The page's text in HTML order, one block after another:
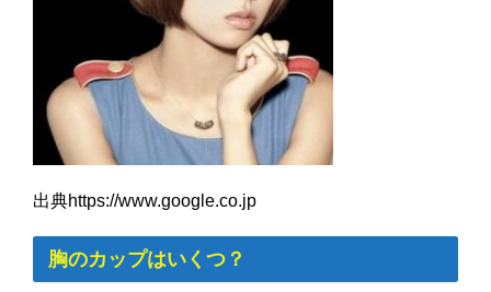
出典https://www.google.co.jp
胸のカップはいくつ？